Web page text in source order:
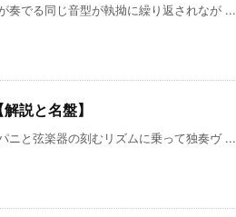
奏でる同じ音型が執拗に繰り返されなが ...
説と名盤】
ニと弦楽器の刻むリズムに乗って独奏ヴ ...